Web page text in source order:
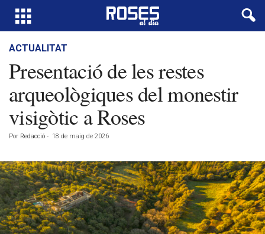
ACTUALITAT
Presentació de les restes
arqueològiques del monestir
visigòtic a Roses
Por Redacció - 18 de maig de 2026